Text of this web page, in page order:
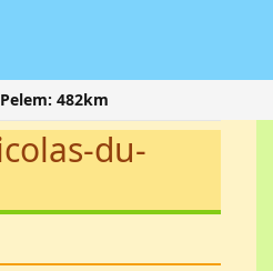
482km
du-